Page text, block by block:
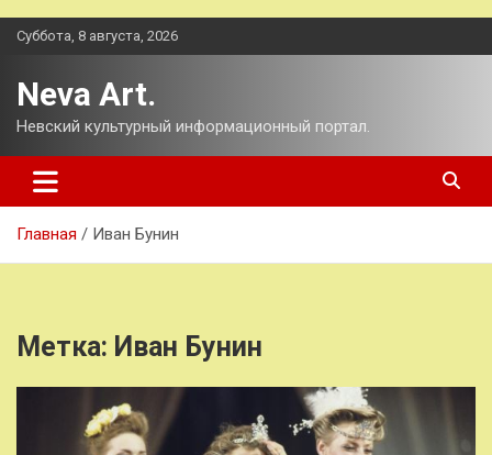
Перейти
Суббота, 8 августа, 2026
Neva Art.
Невский культурный информационный портал.
Главная Иван Бунин
Метка: Иван Бунин